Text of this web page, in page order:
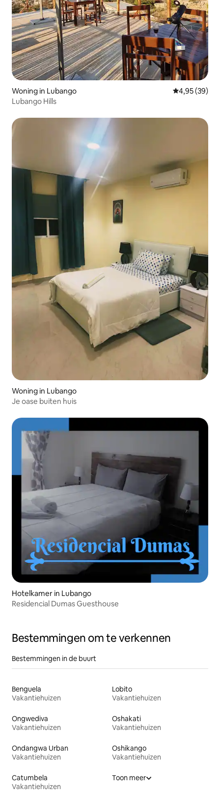
Woning in Lubango Gemiddelde
4,95 (39)
Lubango Hills
Woning in Lubango
Je oase buiten huis
Hotelkamer in Lubango
Residencial Dumas Guesthouse
Bestemmingen om te verkennen
Bestemmingen in de buurt
Benguela
Vakantiehuizen
Lobito
Vakantiehuizen
Ongwediva
Vakantiehuizen
Oshakati
Vakantiehuizen
Ondangwa Urban
Vakantiehuizen
Oshikango
Vakantiehuizen
Catumbela
Vakantiehuizen
Toon meer